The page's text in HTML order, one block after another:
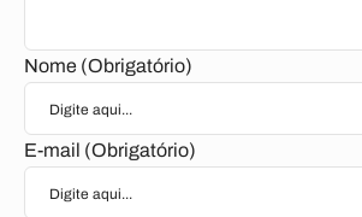
Nome (Obrigatório)
E-mail (Obrigatório)